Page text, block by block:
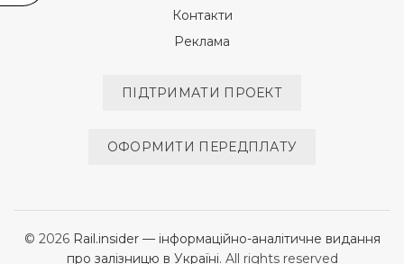
Контакти
Реклама
ПІДТРИМАТИ ПРОЕКТ
ОФОРМИТИ ПЕРЕДПЛАТУ
© 2026 Rail.insider — інформаційно-аналітичне видання
про залізницю в Україні. All rights reserved